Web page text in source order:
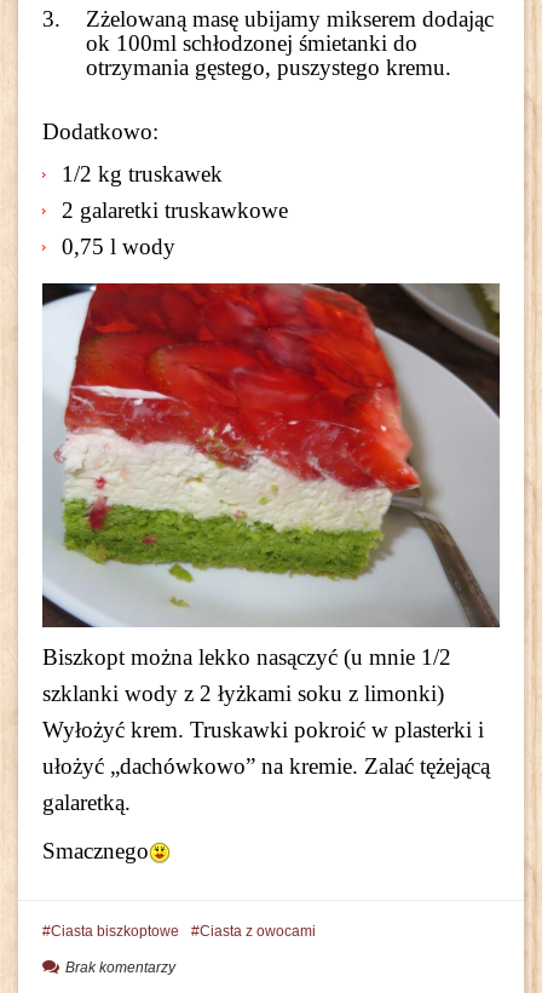
Zżelowaną masę ubijamy mikserem dodając
ok 100ml schłodzonej śmietanki do
otrzymania gęstego, puszystego kremu.
Dodatkowo:
1/2 kg truskawek
2 galaretki truskawkowe
0,75 l wody
Biszkopt można lekko nasączyć (u mnie 1/2
szklanki wody z 2 łyżkami soku z limonki)
Wyłożyć krem. Truskawki pokroić w plasterki i
ułożyć „dachówkowo” na kremie. Zalać tężejącą
galaretką.
Smacznego
Ciasta biszkoptowe Ciasta z owocami
Brak komentarzy